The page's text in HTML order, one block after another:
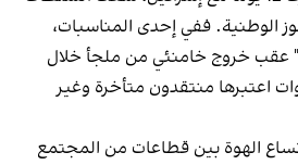
الوطنية. ففي إحدى المناسبات،
عقب خروج خامنئي من ملجأ خلال
اعتبرها منتقدون متأخرة وغير
الهوة بين قطاعات من المجتمع